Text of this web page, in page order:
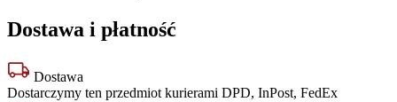
Dostawa i płatność
Dostawa
Dostarczymy ten przedmiot kurierami DPD, InPost, FedEx